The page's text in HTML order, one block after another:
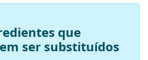
que
ser substituídos